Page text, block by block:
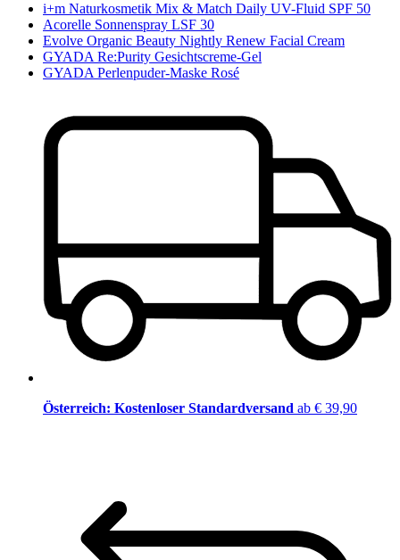
i+m Naturkosmetik Mix & Match Daily UV-Fluid SPF 50
Acorelle Sonnenspray LSF 30
Evolve Organic Beauty Nightly Renew Facial Cream
GYADA Re:Purity Gesichtscreme-Gel
GYADA Perlenpuder-Maske Rosé
Österreich: Kostenloser Standardversand ab € 39,90